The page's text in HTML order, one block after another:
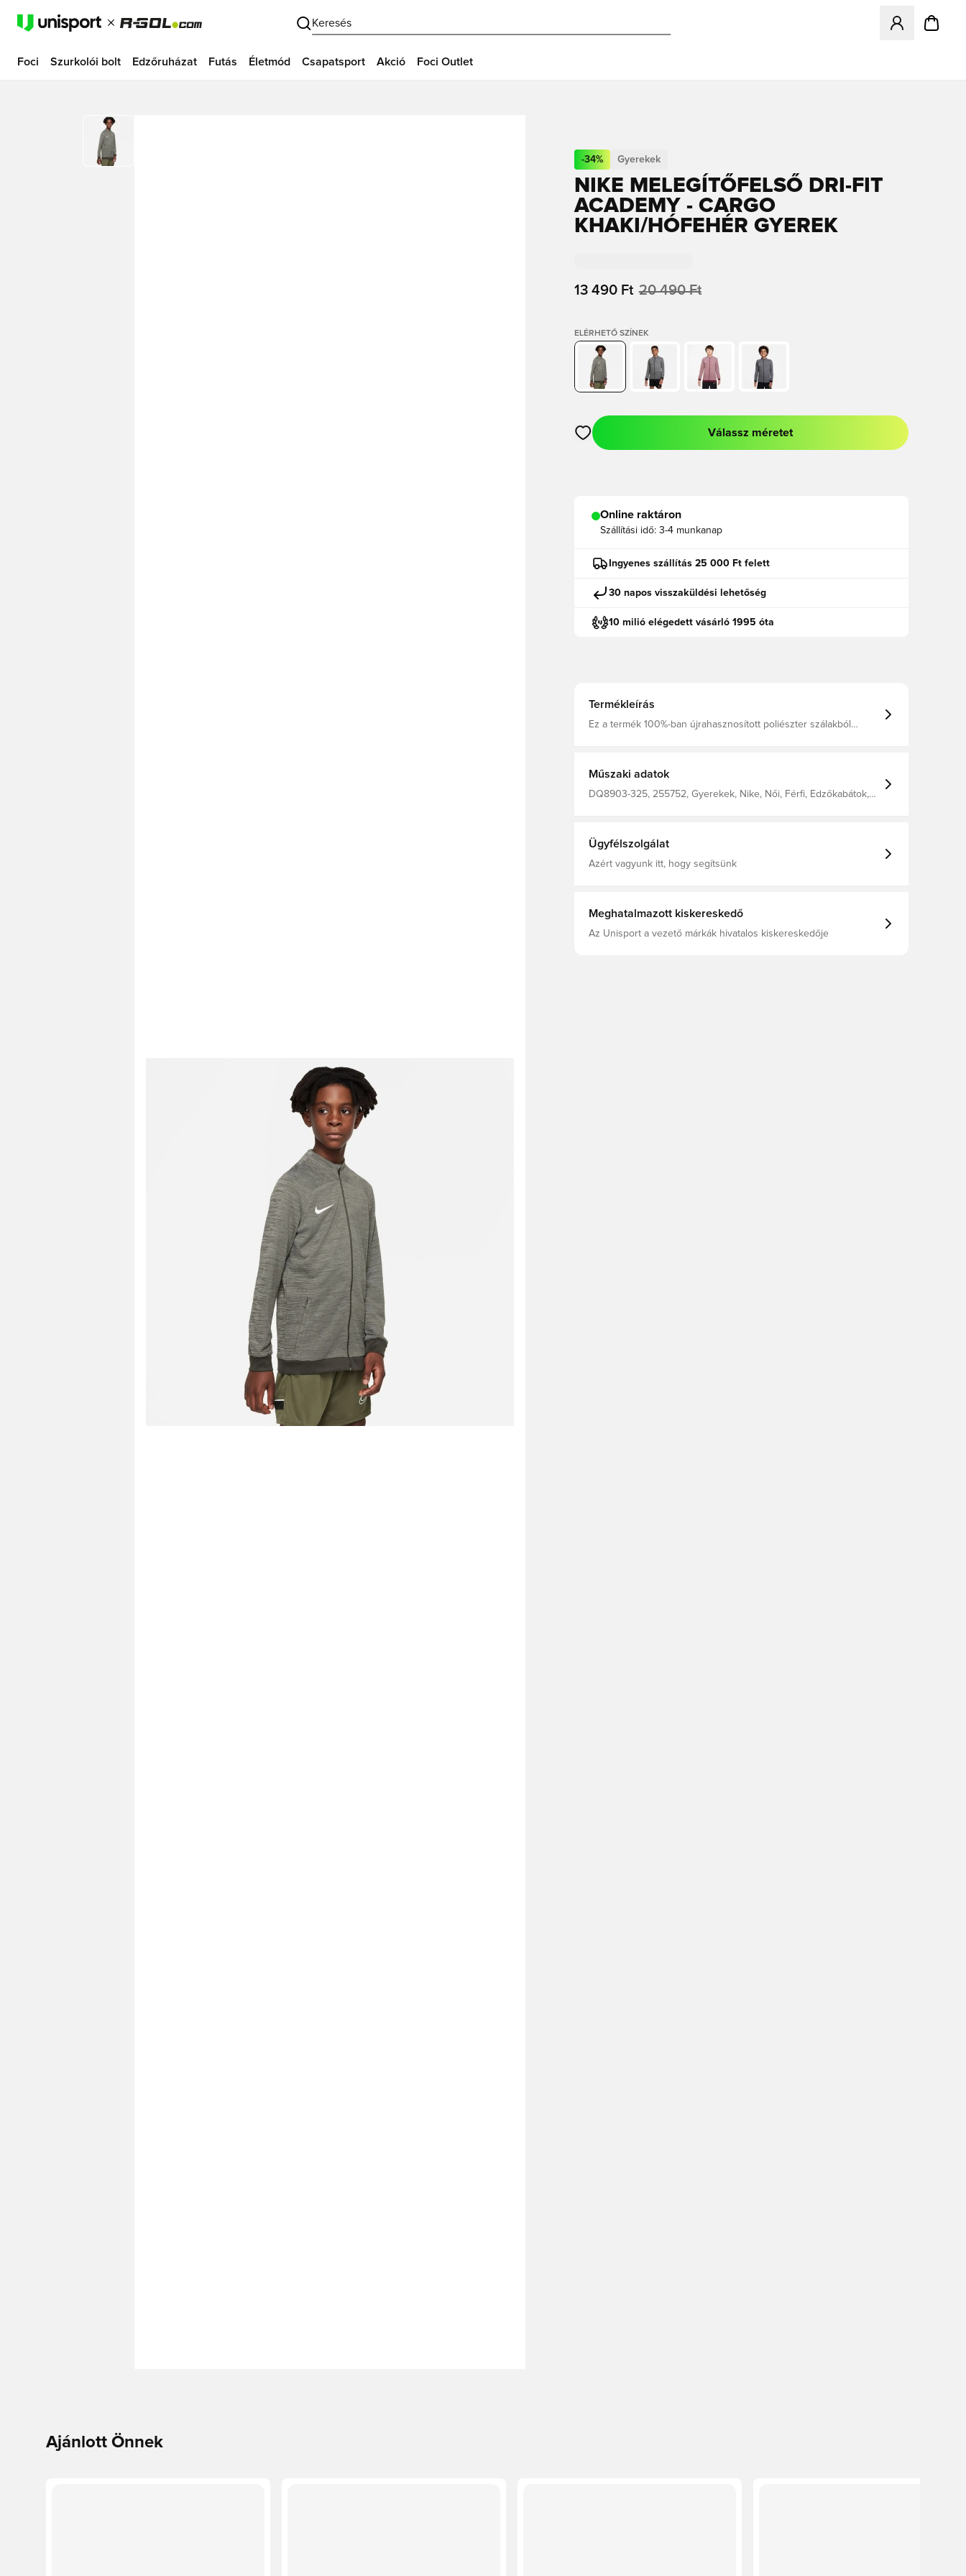
Keresés
Megnyit egy
Foci Szurkolói bolt Edzőruházat Futás Életmód Csapatsport Akció Foci Outlet
-34% Gyerekek
NIKE MELEGÍTŐFELSŐ DRI-FIT
ACADEMY - CARGO
KHAKI/HÓFEHÉR GYEREK
13 490 Ft 20 490 Ft
ELÉRHETŐ SZÍNEK
Megnyit egy modált a bejelentkezéshez vagy a tagként való regisztrációhoz
Válassz méretet
Online raktáron
Szállítási idő: 3-4 munkanap
Ingyenes szállítás 25 000 Ft felett
30 napos visszaküldési lehetőség
10 milió elégedett vásárló 1995 óta
Termékleírás
Ez a termék 100%-ban újrahasznosított poliészter szálakból
Műszaki adatok
DQ8903-325, 255752, Gyerekek, Nike, Női, Férfi, Edzőkabátok,
Ügyfélszolgálat
Azért vagyunk itt, hogy segítsünk
Meghatalmazott kiskereskedő
Az Unisport a vezető márkák hivatalos kiskereskedője
Ajánlott Önnek